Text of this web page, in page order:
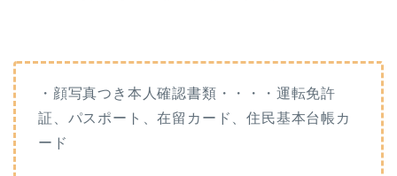
・顔写真つき本人確認書類・・・・運転免許
証、パスポート、在留カード、住民基本台帳カ
ード